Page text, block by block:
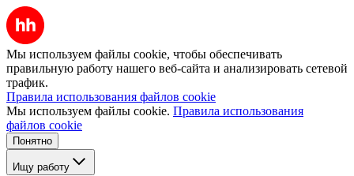
Мы используем файлы cookie, чтобы обеспечивать
правильную работу нашего веб-сайта и анализировать сетевой
трафик.
Правила использования файлов cookie
Мы используем файлы cookie. Правила использования
файлов cookie
Понятно
Ищу работу